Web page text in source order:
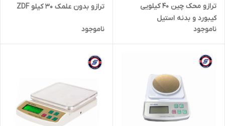
ترازو محک چین 40 کیلویی
کیبورد و بدنه استیل
ناموجود
ترازو بدون علمک 30 کیلو ZDF
ناموجود